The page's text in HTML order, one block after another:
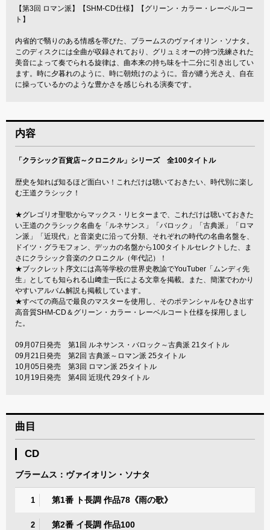
【第3回 ロマン派】【SHM-CD仕様】【グリーン・カラー・レーベルコー
ト】
内省的で翳りのある情感を帯びた、ブラームスのヴァイオリン・ソナタ。
このディスクには全曲が収録されており、グリュミオーの持つ洗練された
美音によって奏でられる旋律は、曲本来の持ち味を十二分に引き出してい
ます。時に夕暮れのように、時に朝焼けのように。音が纏う光さえ、自在
に操っているかのような豊かさを感じられる演奏です。
内容
「クラシック百貨店～クロニクル」シリーズ 全100タイトル
歴史を知れば知るほど面白い！これだけは聴いておきたい、時代別に楽し
む王道クラシック！
★グレゴリオ聖歌からマックス・リヒターまで、これだけは聴いておきた
い王道のクラシック名曲を「ルネサンス」「バロック」「古典派」「ロマ
ン派」「近現代」と音楽史に沿って分類、それぞれの時代の名曲名盤を、
ドイツ・グラモフォン、デッカの名盤から100タイトルセレクトした、ま
さにクラシック音楽のクロニクル（年代記）！
★ブックレット序文には高等学校の世界史教諭でYouTuber「ムンディ先
生」としても知られる山﨑圭一氏による文章を掲載。また、簡潔でわかり
やすいアルバム解説も掲載しています。
★すべての商品で最良のマスターを使用し、そのポテンシャルをひき出す
高音質SHM-CD＆グリーン・カラー・レーベルコート仕様を採用しまし
た。
09月07日発売 第1回 ルネサンス・バロック～古典派 21タイトル
09月21日発売 第2回 古典派～ロマン派 25タイトル
10月05日発売 第3回 ロマン派 25タイトル
10月19日発売 第4回 近現代 29タイトル
曲目
CD
ブラームス：ヴァイオリン・ソナタ
1 第1番 ト長調 作品78《雨の歌》
2 第2番 イ長調 作品100